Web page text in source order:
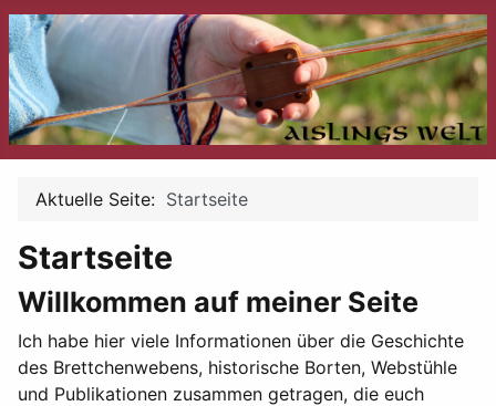
Aktuelle Seite: Startseite
Startseite
Willkommen auf meiner Seite
Ich habe hier viele Informationen über die Geschichte
des Brettchenwebens, historische Borten, Webstühle
und Publikationen zusammen getragen, die euch